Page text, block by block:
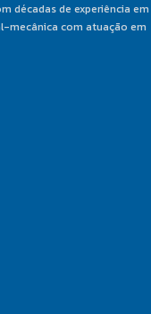
décadas de experiência em
mecânica com atuação em